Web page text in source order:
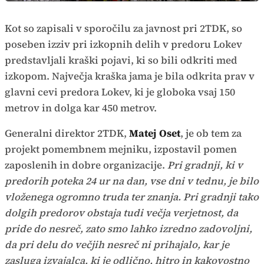
Kot so zapisali v sporočilu za javnost pri 2TDK, so
poseben izziv pri izkopnih delih v predoru Lokev
predstavljali kraški pojavi, ki so bili odkriti med
izkopom. Največja kraška jama je bila odkrita prav v
glavni cevi predora Lokev, ki je globoka vsaj 150
metrov in dolga kar 450 metrov.
Generalni direktor 2TDK, Matej Oset, je ob tem za
projekt pomembnem mejniku, izpostavil pomen
zaposlenih in dobre organizacije. Pri gradnji, ki v
predorih poteka 24 ur na dan, vse dni v tednu, je bilo
vloženega ogromno truda ter znanja. Pri gradnji tako
dolgih predorov obstaja tudi večja verjetnost, da
pride do nesreč, zato smo lahko izredno zadovoljni,
da pri delu do večjih nesreč ni prihajalo, kar je
zasluga izvajalca, ki je odlično, hitro in kakovostno